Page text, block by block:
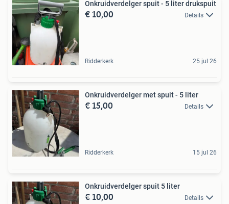
Onkruidverdelger spuit - 5 liter drukspuit
€ 10,00 Details
Ridderkerk 25 jul 26
Onkruidverdelger met spuit - 5 liter
€ 15,00 Details
Ridderkerk 15 jul 26
Onkruidverdelger spuit 5 liter
€ 10,00 Details